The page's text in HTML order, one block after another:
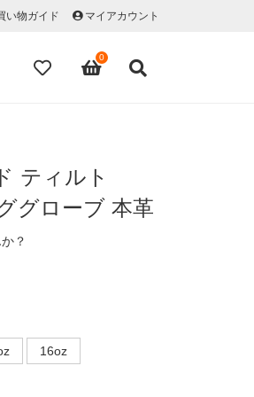
い物ガイド マイアカウント
0
ティルト
グローブ 本革
？
16oz